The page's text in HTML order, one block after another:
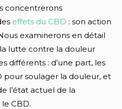
concentrerons
effets du CBD : son action
examinerons en détail
lutte contre la douleur
différents : d’une part, les
pour soulager la douleur, et
l’état actuel de la
CBD.